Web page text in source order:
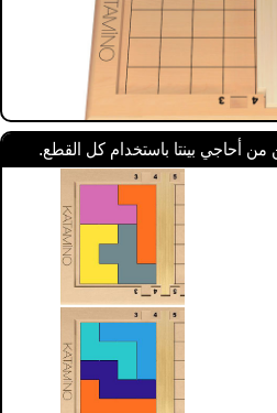
أحاجي بينتا باستخدام كل القطع.